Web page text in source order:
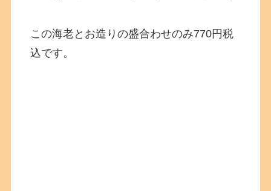
この海老とお造りの盛合わせのみ770円税
込です。